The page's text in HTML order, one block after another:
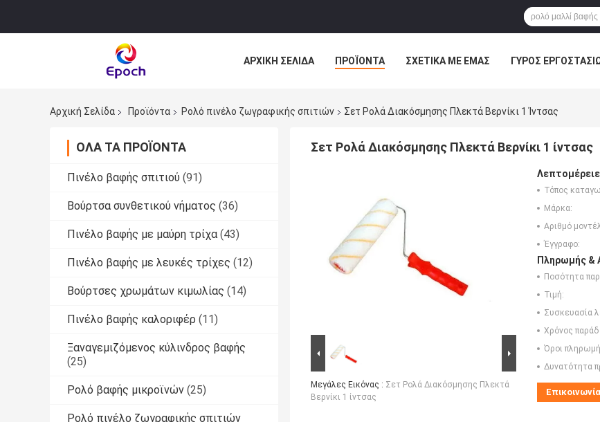
ΑΡΧΙΚΉ ΣΕΛΊΔΑ ΠΡΟΪΌΝΤΑ ΣΧΕΤΙΚΆ ΜΕ ΕΜΆΣ ΓΎΡΟΣ
Αρχική Σελίδα
Προϊόντα Ρολό πινέλο ζωγραφικής σπιτιών Σετ Ρολά Διακόσμησης Πλεκτά Βερνίκι 1 Ίντσας
ΌΛΑ ΤΑ ΠΡΟΪΌΝΤΑ
Πινέλο βαφής σπιτιού (91)
Βούρτσα συνθετικού νήματος (36)
Πινέλο βαφής με μαύρη τρίχα (43)
Πινέλο βαφής με λευκές τρίχες (12)
Βούρτσες χρωμάτων κιμωλίας (14)
Πινέλο βαφής καλοριφέρ (11)
Ξαναγεμιζόμενος κύλινδρος βαφής
(25)
Ρολό βαφής μικροϊνών (25)
Ρολό πινέλο ζωγραφικής σπιτιών
Σετ Ρολά Διακόσμησης Πλεκτά Βερνίκι 1 ίντσας
Μεγάλες Εικόνας : Σετ Ρολά Διακόσμησης Πλεκτά
Βερνίκι 1 ίντσας
Τόπος
Μάρκα:
Αριθμό
Έγγραφο:
Πληρωμής &
Ποσότητα
Τιμή:
Συσκευασία
Χρόνος
Όροι
Δυνατότητα
Επικοινωνία